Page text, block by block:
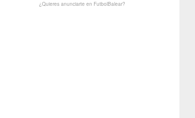
¿Quieres anunciarte en FutbolBalear?